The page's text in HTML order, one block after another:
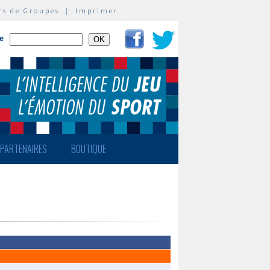
de Groupes | Imprimer
PARTENAIRES BOUTIQUE